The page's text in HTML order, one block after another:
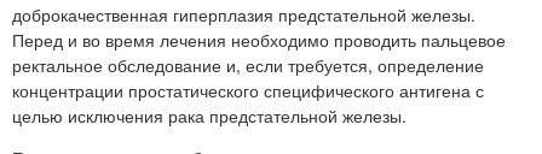
доброкачественная гиперплазия предстательной железы.
Перед и во время лечения необходимо проводить пальцевое
ректальное обследование и, если требуется, определение
концентрации простатического специфического антигена с
целью исключения рака предстательной железы.